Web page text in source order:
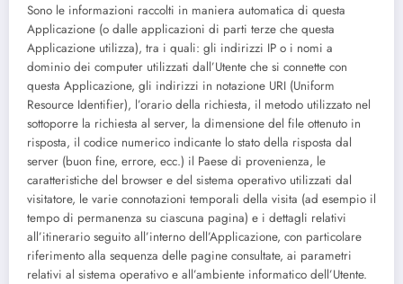
Sono le informazioni raccolti in maniera automatica di questa
Applicazione (o dalle applicazioni di parti terze che questa
Applicazione utilizza), tra i quali: gli indirizzi IP o i nomi a
dominio dei computer utilizzati dall’Utente che si connette con
questa Applicazione, gli indirizzi in notazione URI (Uniform
Resource Identifier), l’orario della richiesta, il metodo utilizzato nel
sottoporre la richiesta al server, la dimensione del file ottenuto in
risposta, il codice numerico indicante lo stato della risposta dal
server (buon fine, errore, ecc.) il Paese di provenienza, le
caratteristiche del browser e del sistema operativo utilizzati dal
visitatore, le varie connotazioni temporali della visita (ad esempio il
tempo di permanenza su ciascuna pagina) e i dettagli relativi
all’itinerario seguito all’interno dell’Applicazione, con particolare
riferimento alla sequenza delle pagine consultate, ai parametri
relativi al sistema operativo e all’ambiente informatico dell’Utente.